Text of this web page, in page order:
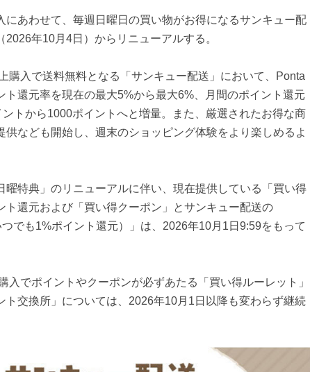
にあわせて、毎週日曜日の買い物がお得になるサンキュー配
年10月4日）からリニューアルする。
購入で送料無料となる「サンキュー配送」において、Ponta
ト還元率を現在の最大5%から最大6%、月間のポイント還元
ントから1000ポイントへと増量。また、厳選されたお得な商
供なども開始し、週末のショッピング体験をより楽しめるよ
曜特典」のリニューアルに伴い、現在提供している「買い得
ト還元および「買い得クーポン」とサンキュー配送の
つでも1%ポイント還元）」は、2026年10月1日9:59をもって
入でポイントやクーポンが必ずあたる「買い得ルーレット」
ト交換所」については、2026年10月1日以降も変わらず継続